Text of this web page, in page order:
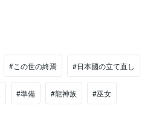
#この世の終焉 #日本國の立て直し
#準備 #龍神族 #巫女